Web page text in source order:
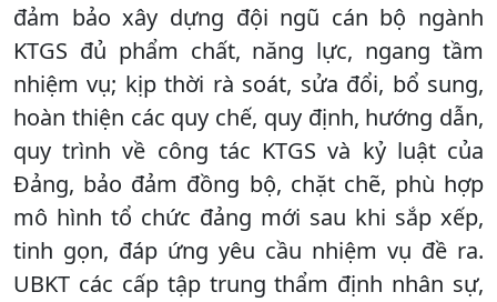
đảm bảo xây dựng đội ngũ cán bộ ngành
KTGS đủ phẩm chất, năng lực, ngang tầm
nhiệm vụ; kịp thời rà soát, sửa đổi, bổ sung,
hoàn thiện các quy chế, quy định, hướng dẫn,
quy trình về công tác KTGS và kỷ luật của
Đảng, bảo đảm đồng bộ, chặt chẽ, phù hợp
mô hình tổ chức đảng mới sau khi sắp xếp,
tinh gọn, đáp ứng yêu cầu nhiệm vụ đề ra.
UBKT các cấp tập trung thẩm định nhân sự,